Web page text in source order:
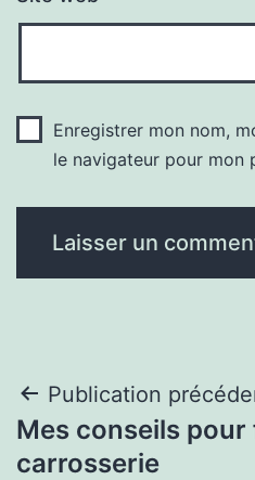
Enregistrer mon nom,
le navigateur pour mon
Navigation
de
Publication
Mes conseils
carrosserie